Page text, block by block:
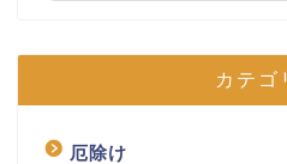
カテゴ
厄除け